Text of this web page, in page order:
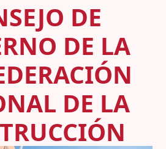
DE
DE LA
DE LA